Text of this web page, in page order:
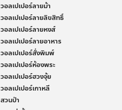
วอลเปเปอร์ลายม้า
วอลเปเปอร์ลายลิขสิทธิ์
วอลเปเปอร์ลายหงส์
วอลเปเปอร์ลายอาหาร
วอลเปเปอร์สั่งพิมพ์
วอลเปเปอร์ห้องพระ
วอลเปเปอร์ฮวงจุ้ย
วอลเปเปอร์เกาหลี
สวนป่า